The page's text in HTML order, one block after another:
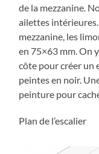
de la mezzanine.
ailettes intérieures.
mezzanine, les
en 75×63 mm. On
côte pour créer un
peintes en noir.
peinture pour
Plan de l’escalier